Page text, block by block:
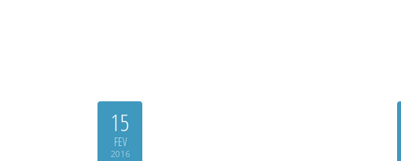
15
FEV
2016